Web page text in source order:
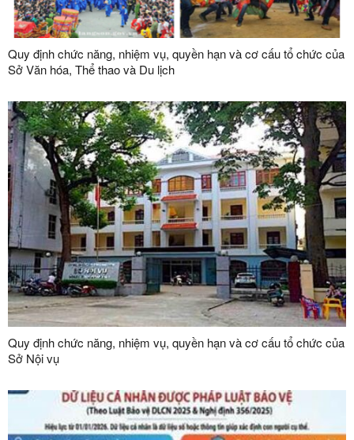
Quy định chức năng, nhiệm vụ, quyền hạn và cơ cấu tổ chức của
Sở Văn hóa, Thể thao và Du lịch
Quy định chức năng, nhiệm vụ, quyền hạn và cơ cấu tổ chức của
Sở Nội vụ